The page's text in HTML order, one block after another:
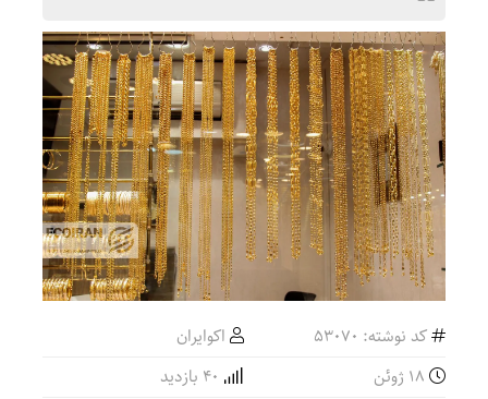
کد نوشته: 53070
اکوایران